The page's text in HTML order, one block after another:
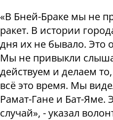
«В Бней-Браке мы не
ракет. В истории
дня их не бывало. Это
Мы не привыкли
действуем и делаем
всё это время. Мы
Рамат-Гане и Бат-Яме.
случай», - указал